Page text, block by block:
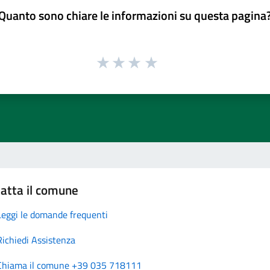
sono chiare le informazioni su questa
il comune
le domande frequenti
Assistenza
il comune +39 035 718111